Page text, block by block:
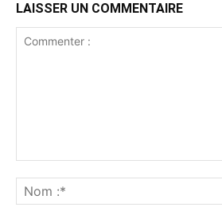
LAISSER UN COMMENTAIRE